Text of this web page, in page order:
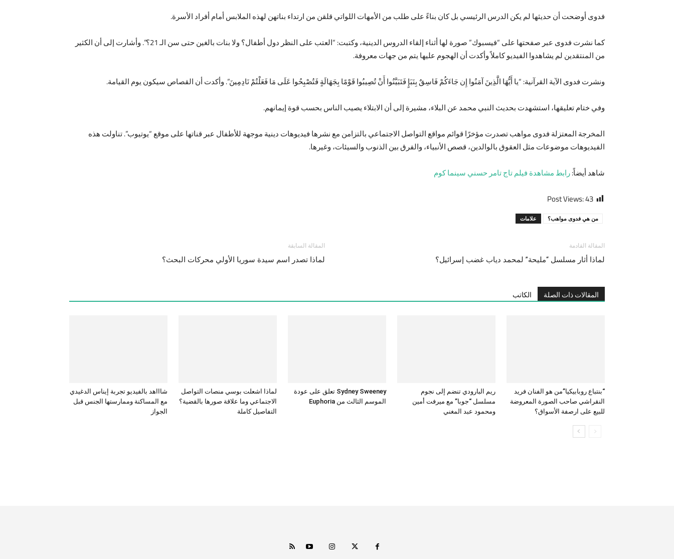
فدوى أوضحت أن حديثها لم يكن الدرس الرئيسي بل كان بناءً على طلب من الأمهات اللواتي قلقن من ارتداء بناتهن لهذه الملابس أمام أفراد الأسرة.
كما نشرت فدوى عبر صفحتها على “فيسبوك” صورة لها أثناء إلقاء الدروس الدينية، وكتبت: “العتب على النظر دول أطفال؟ ولا بنات بالغين حتى سن الـ 21؟”. وأشارت إلى أن الكثير
من المنتقدين لم يشاهدوا الفيديو كاملاً وأكدت أن الهجوم عليها يتم من جهات معروفة.
ونشرت فدوى الآية القرآنية: “يا أَيُّهَا الَّذِينَ آمَنُوا إِن جَاءَكُمْ فَاسِقٌ بِنَبَإٍ فَتَبَيَّنُوا أَنْ تُصِيبُوا قَوْمًا بِجَهَالَةٍ فَتُصْبِحُوا عَلَى مَا فَعَلْتُمْ نَادِمِينَ”. وأكدت أن القصاص سيكون يوم القيامة.
وفي ختام تعليقها، استشهدت بحديث النبي محمد عن البلاء، مشيرة إلى أن الابتلاء يصيب الناس بحسب قوة إيمانهم.
المخرجة المعتزلة فدوى مواهب تصدرت مؤخرًا قوائم مواقع التواصل الاجتماعي بالتزامن مع نشرها فيديوهات دينية موجهة للأطفال عبر قناتها على موقع “يوتيوب”. تناولت هذه
الفيديوهات موضوعات مثل العقوق بالوالدين، قصص الأنبياء، والفرق بين الذنوب والسيئات، وغيرها.
شاهد أيضاً:رابط مشاهدة فيلم تاج تامر حسني سينما كوم
Post Views:43
علامات من هي فدوى مواهب؟
المقالة السابقة
لماذا تصدر اسم سيدة سوريا الأولي محركات البحث؟
المقالة القادمة
لماذا أثار مسلسل “مليحة” لمحمد دياب غضب إسرائيل؟
المقالات ذات الصلة الكاتب
شاااهد بالفيديو تجربة إيناس الدغيدي
مع المساكنة وممارستها الجنس قبل
الجواز
لماذا اشعلت بوسي منصات التواصل
الاجتماعي وما علاقة صورها بالقضية؟
التفاصيل كاملة
Sydney Sweeney تعلق على عودة
الموسم الثالث من Euphoria
ريم البارودي تنضم إلى نجوم
مسلسل “جوبا” مع ميرفت أمين
ومحمود عبد المغني
“بنتباع روبابيكيا”من هو الفنان فريد
النقراشي صاحب الصورة المعروضة
للبيع على ارصفة الأسواق؟